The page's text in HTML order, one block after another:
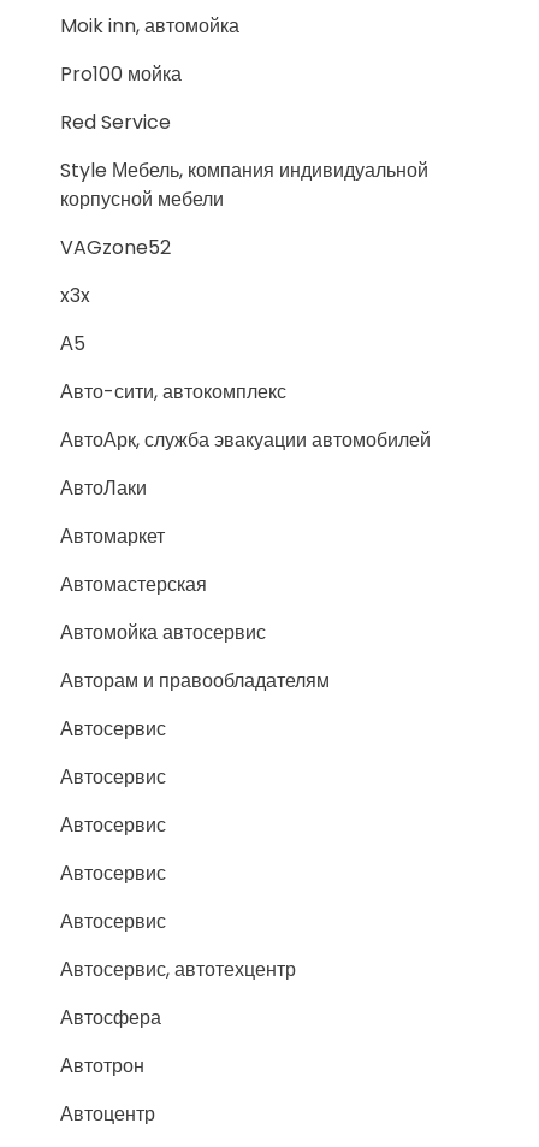
Moik inn, автомойка
Pro100 мойка
Red Service
Style Мебель, компания индивидуальной
корпусной мебели
VAGzone52
x3x
А5
Авто-сити, автокомплекс
АвтоАрк, служба эвакуации автомобилей
АвтоЛаки
Автомаркет
Автомастерская
Автомойка автосервис
Авторам и правообладателям
Автосервис
Автосервис
Автосервис
Автосервис
Автосервис
Автосервис, автотехцентр
Автосфера
Автотрон
Автоцентр